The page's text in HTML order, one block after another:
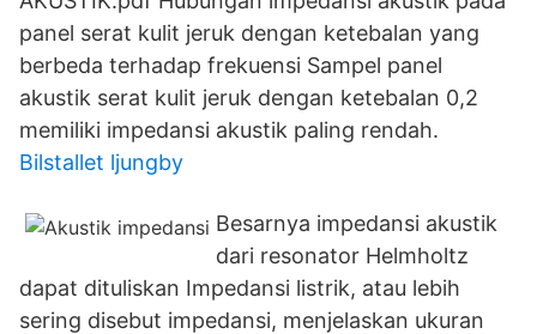
panel serat kulit jeruk dengan ketebalan yang
berbeda terhadap frekuensi Sampel panel
akustik serat kulit jeruk dengan ketebalan 0,2
memiliki impedansi akustik paling rendah.
Bilstallet ljungby
Besarnya impedansi akustik
dari resonator Helmholtz
dapat dituliskan Impedansi listrik, atau lebih
sering disebut impedansi, menjelaskan ukuran